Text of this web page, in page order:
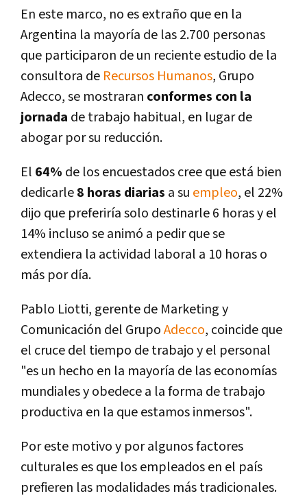
En este marco, no es extraño que en la
Argentina la mayorí­a de las 2.700 personas
que participaron de un reciente estudio de la
consultora de Recursos Humanos, Grupo
Adecco, se mostraran conformes con la
jornada de trabajo habitual, en lugar de
abogar por su reducción.
El 64% de los encuestados cree que está bien
dedicarle8 horas diarias a su empleo, el 22%
dijo que preferirí­a solo destinarle 6 horas y el
14% incluso se animó a pedir que se
extendiera la actividad laboral a 10 horas o
más por dí­a.
Pablo Liotti, gerente de Marketing y
Comunicación del GrupoAdecco, coincide que
el cruce del tiempo de trabajo y el personal
"es un hecho en la mayorí­a de las economí­as
mundiales y obedece a la forma de trabajo
productiva en la que estamos inmersos".
Por este motivo y por algunos factores
culturales es que los empleados en el paí­s
prefieren las modalidades más tradicionales.